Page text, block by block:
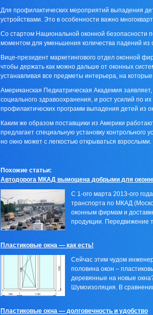
Для профилактических мероприятий выпадения
устройствами. Это в особенности важно
Со стартом Национальной оконной безопасности
моментом для уменьшения количества падений из
Вице-президент маркетингового отдел оконной
чтобы держать как можно дальше от оконных
устанавливая все предметы интерьера, на
Американская Педиатрическая Академия
социального здравоохранения, и рост усилий по
профилактических программ выпадения детей из
Каким же образом поставщики из Америки
предлагает специальную установку контрольного
но окно может с легкостью открываться взрослыми.
Похожие статьи:
Автодорога МКАД вымощена добрыми для
С 1-ого марта 2013-ого
транспорта по МКАД
оконным фирмам и
продукции. Передвижение
Пластиковые окна — как есть!
Сейчас этим чудом
половина окон –
деревянные на новые
Шумоизоляция. В
Пластиковые окна — долговечность и удобство